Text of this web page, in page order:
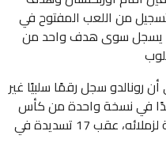
من اللعب المفتوح في
لم يسجل سوى هدف واحد من
رونالدو سجل رقمًا سلبيًا غير
في نسخة واحدة من كأس
العالم دون صناعة أي فرصة تهديفية لزملائه، عقب 17 تسديدة في